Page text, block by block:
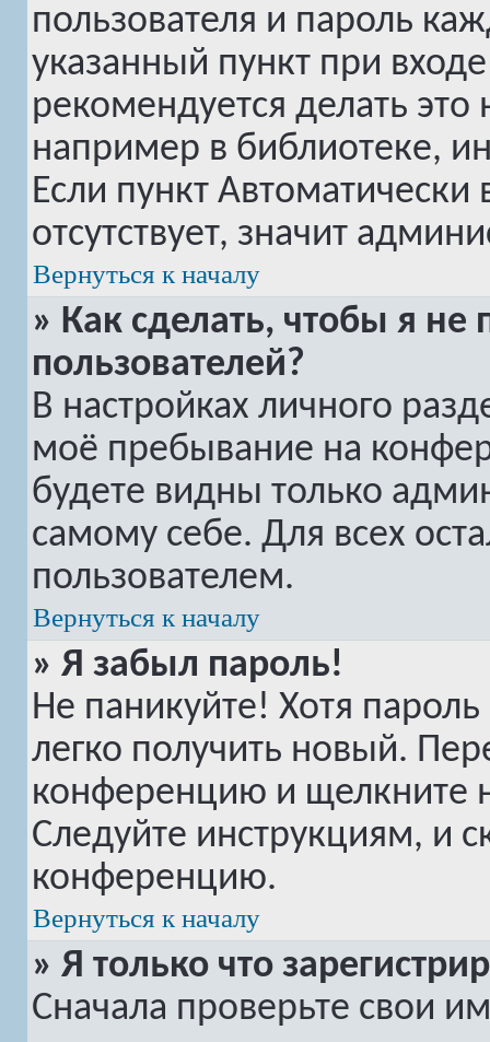
пользователя и пароль
указанный пункт при
рекомендуется делать
например в библиотеке,
Если пункт
отсутствует, значит
Вернуться к началу
» Как сделать, чтобы я не
пользователей?
В настройках личного
моё пребывание на
будете видны только
самому себе. Для всех
пользователем.
Вернуться к началу
» Я забыл пароль!
Не паникуйте! Хотя
легко получить новый.
конференцию и щелкните
Следуйте инструкциям, и
конференцию.
Вернуться к началу
» Я только что
Сначала проверьте свои